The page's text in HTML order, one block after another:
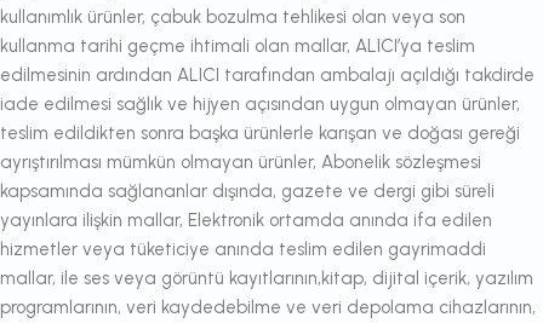
kullanımlık ürünler, çabuk bozulma tehlikesi olan veya son
kullanma tarihi geçme ihtimali olan mallar, ALICI’ya teslim
edilmesinin ardından ALICI tarafından ambalajı açıldığı takdirde
iade edilmesi sağlık ve hijyen açısından uygun olmayan ürünler,
teslim edildikten sonra başka ürünlerle karışan ve doğası gereği
ayrıştırılması mümkün olmayan ürünler, Abonelik sözleşmesi
kapsamında sağlananlar dışında, gazete ve dergi gibi süreli
yayınlara ilişkin mallar, Elektronik ortamda anında ifa edilen
hizmetler veya tüketiciye anında teslim edilen gayrimaddi
mallar, ile ses veya görüntü kayıtlarının,kitap, dijital içerik, yazılım
programlarının, veri kaydedebilme ve veri depolama cihazlarının,